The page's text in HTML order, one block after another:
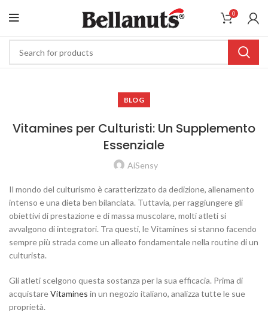
0
BLOG
Vitamines per Culturisti: Un Supplemento
Essenziale
AiSensy
Il mondo del culturismo è caratterizzato da dedizione, allenamento
intenso e una dieta ben bilanciata. Tuttavia, per raggiungere gli
obiettivi di prestazione e di massa muscolare, molti atleti si
avvalgono di integratori. Tra questi, le Vitamines si stanno facendo
sempre più strada come un alleato fondamentale nella routine di un
culturista.
Gli atleti scelgono questa sostanza per la sua efficacia. Prima di
acquistareVitamines in un negozio italiano, analizza tutte le sue
proprietà.